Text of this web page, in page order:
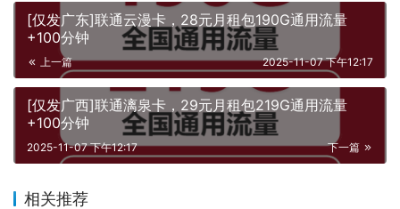
[仅发广东]联通云漫卡，28元月租包190G通用流量
+100分钟
上一篇 2025-11-07 下午12:17
[仅发广西]联通漓泉卡，29元月租包219G通用流量
+100分钟
下一篇
2025-11-07 下午12:17
相关推荐